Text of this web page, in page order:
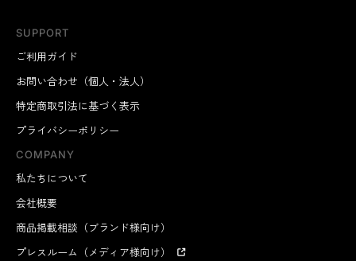
SUPPORT
ご利用ガイド
お問い合わせ（個人・法人）
特定商取引法に基づく表示
プライバシーポリシー
COMPANY
私たちについて
会社概要
商品掲載相談（ブランド様向け）
プレスルーム（メディア様向け）